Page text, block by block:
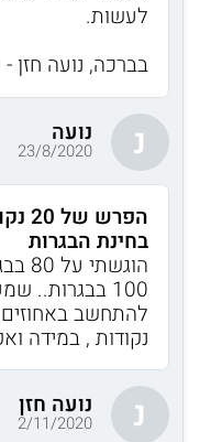
לעשות.
בברכה, נועה חזן -
נ נועה
23/8/2020
בחינת הבגרות
100
נקודות , במידה
נ נועה חזן
2/11/2020